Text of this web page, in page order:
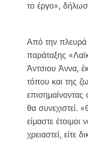
το έργο»,
Από την πλευρά
παράταξης
Άντσιου Άννα,
τόπου και της
επισημαίνοντας
θα συνεχιστεί.
είμαστε
χρειαστεί, είτε